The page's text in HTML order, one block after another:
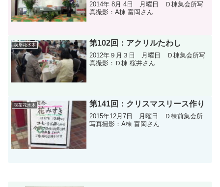
2014年 8月 4日 月曜日 Ｄ棟集会所写
真撮影：A棟 富岡さん
喫茶花水木 第102回：アクリルたわし
2012年９月３日 月曜日 Ｄ棟集会所写
真撮影：Ｄ棟 桜井さん
喫茶花水木 第141回：クリスマスリース作り
2015年12月7日 月曜日 Ｄ棟前集会所
写真撮影：A棟 富岡さん